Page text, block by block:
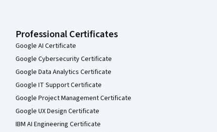
Professional Certificates
Google AI Certificate
Google Cybersecurity Certificate
Google Data Analytics Certificate
Google IT Support Certificate
Google Project Management Certificate
Google UX Design Certificate
IBM AI Engineering Certificate